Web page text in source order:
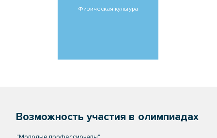
Физическая культура
Возможность участия в олимпиадах